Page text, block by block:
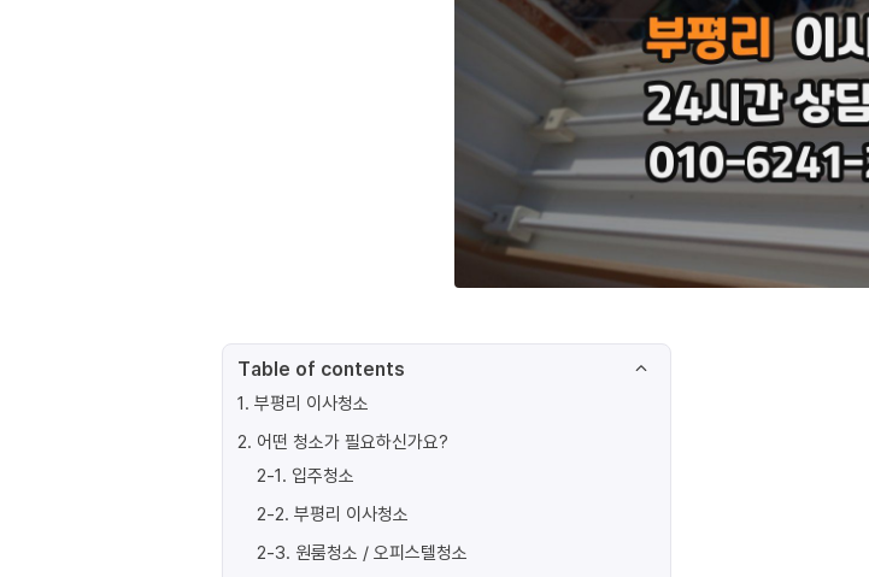
Table of contents
1. 부평리 이사청소
2. 어떤 청소가 필요하신가요?
2-1. 입주청소
2-2. 부평리 이사청소
2-3. 원룸청소 / 오피스텔청소